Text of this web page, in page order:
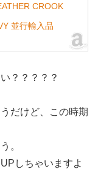
CROOK
並行輸入品
？？？？？
だけど、この時期
。
しちゃいますよ